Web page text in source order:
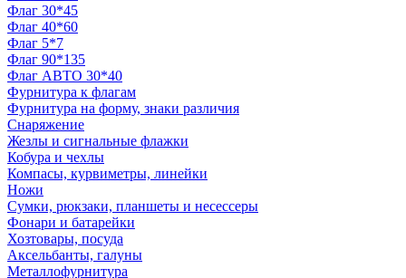
Флаг 30*45
Флаг 40*60
Флаг 5*7
Флаг 90*135
Флаг АВТО 30*40
Фурнитура к флагам
Фурнитура на форму, знаки различия
Снаряжение
Жезлы и сигнальные флажки
Кобура и чехлы
Компасы, курвиметры, линейки
Ножи
Сумки, рюкзаки, планшеты и несессеры
Фонари и батарейки
Хозтовары, посуда
Аксельбанты, галуны
Металлофурнитура